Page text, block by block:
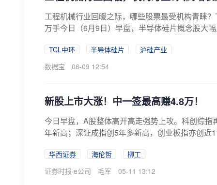
工程机械行业回暖之际，哪些股票最受机构青睐
万手今日（6月9日）早盘，半导体硅片概念股大
TCL中环 半导体硅片
沪硅产业
数据宝
06-09 12:54
新股上市大涨！中一签最高赚4.8万！
今日早盘，A股整体高开高走强势上攻。科创综
年新高；深证成指创5年多新高，创业板指亦创近
华西证券 海伦哲
柳工
证券时报·e公司
毛军 05-11 13:12